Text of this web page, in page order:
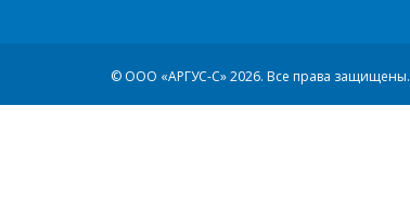
© ООО «АРГУС-С» 2026. Все права защищены.